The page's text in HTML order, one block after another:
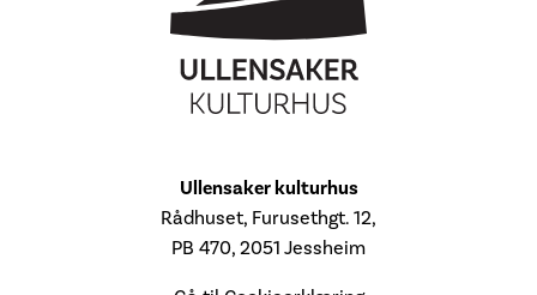
Ullensaker kulturhus
Rådhuset, Furusethgt. 12,
PB 470, 2051 Jessheim